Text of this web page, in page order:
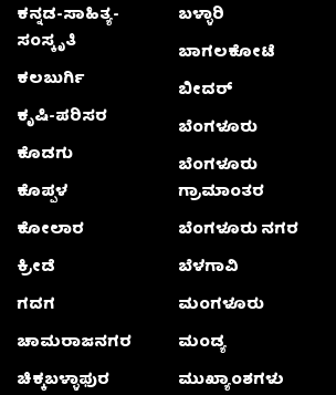
ಕನ್ನಡ-ಸಾಹಿತ್ಯ-
ಸಂಸ್ಕೃತಿ
ಕಲಬುರ್ಗಿ
ಕೃಷಿ-ಪರಿಸರ
ಕೊಡಗು
ಕೊಪ್ಪಳ
ಕೋಲಾರ
ಕ್ರೀಡೆ
ಗದಗ
ಚಾಮರಾಜನಗರ
ಚಿಕ್ಕಬಳ್ಳಾಫುರ
ಬಳ್ಳಾರಿ
ಬಾಗಲಕೋಟೆ
ಬೀದರ್
ಬೆಂಗಳೂರು
ಬೆಂಗಳೂರು
ಗ್ರಾಮಾಂತರ
ಬೆಂಗಳೂರು ನಗರ
ಬೆಳಗಾವಿ
ಮಂಗಳೂರು
ಮಂಡ್ಯ
ಮುಖ್ಯಾಂಶಗಳು